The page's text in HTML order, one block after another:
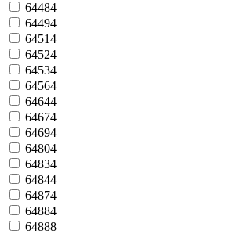
64484
64494
64514
64524
64534
64564
64644
64674
64694
64804
64834
64844
64874
64884
64888